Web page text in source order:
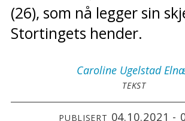
(26), som nå legger sin
Stortingets hender.
Caroline Ugelstad
TEKST
PUBLISERT 04.10.2021 -